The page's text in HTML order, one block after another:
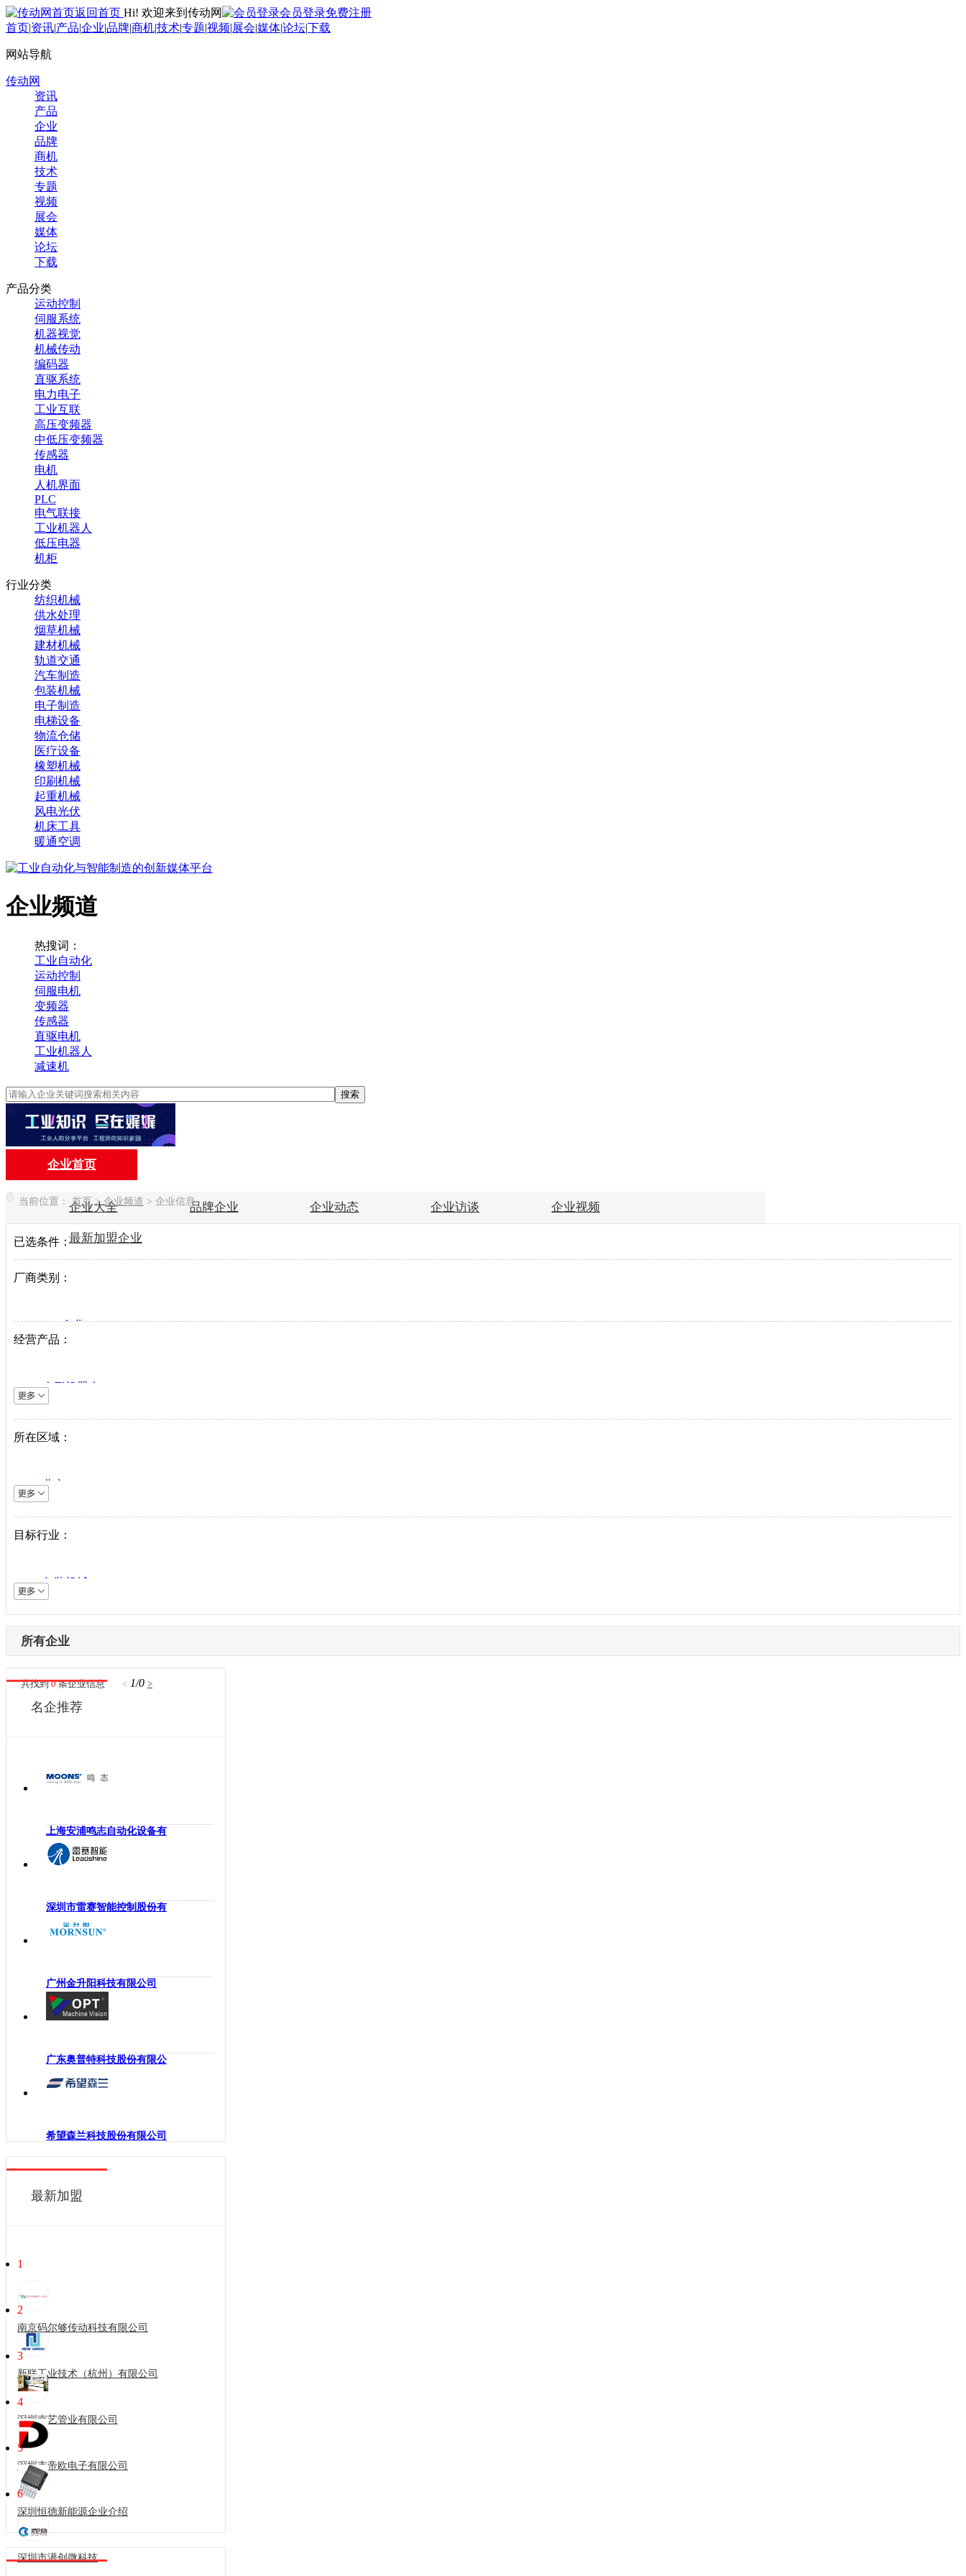
返回首页 Hi! 欢迎来到传动网 会员登录免费注册
首页|资讯|产品|企业|品牌|商机|技术|专题|视频|展会|媒体|论坛|下载
网站导航
传动网
资讯
产品
企业
品牌
商机
技术
专题
视频
展会
媒体
论坛
下载
产品分类
运动控制
伺服系统
机器视觉
机械传动
编码器
直驱系统
电力电子
工业互联
高压变频器
中低压变频器
传感器
电机
人机界面
PLC
电气联接
工业机器人
低压电器
机柜
行业分类
纺织机械
供水处理
烟草机械
建材机械
轨道交通
汽车制造
包装机械
电子制造
电梯设备
物流仓储
医疗设备
橡塑机械
印刷机械
起重机械
风电光伏
机床工具
暖通空调
企业频道
热搜词：
工业自动化
运动控制
伺服电机
变频器
传感器
直驱电机
工业机器人
减速机
搜索
企业首页
企业大全 品牌企业 企业动态 企业访谈 企业视频
最新加盟企业
当前位置： 首页 > 企业频道 > 企业信息
已选条件：
厂商类别：
VIP企业
生产商
系统集成商
经营产品：
人形机器人
逆变器
机床设备
直驱驱动器
工业机器人
伺服电机
中低压变频器
工业以太网
激光设备
其他机械设备
机器视觉
高压变频器
伺服驱动器
电气连接
传感器
运动控制
低压电器
工业交换机
机械传动
工业通讯
机柜
执行机构
电力电子
工业电机
所在区域：
北京
上海
天津
山西
内蒙古
辽宁
吉林
黑龙江
江苏
江西
河南
湖北
广西
海南
贵州
云南
西藏
甘肃
青海
新疆
澳门
台湾
目标行业：
包装机械
采矿机械
电子制造
纺织机械
供水处理
轨道交通
机床工具
起重机械
风电光伏
烟草机械
印刷机械
物流仓储
所有企业
共找到 0 条企业信息 < 1/0 >
名企推荐
上海安浦鸣志自动化设备有
深圳市雷赛智能控制股份有
广州金升阳科技有限公司
广东奥普特科技股份有限公
希望森兰科技股份有限公司
最新加盟
1
南京码尔够传动科技有限公司
2
新联工业技术（杭州）有限公司
3
深圳南艺管业有限公司
4
深圳市帝欧电子有限公司
5
深圳恒德新能源企业介绍
6
深圳市潜创微科技